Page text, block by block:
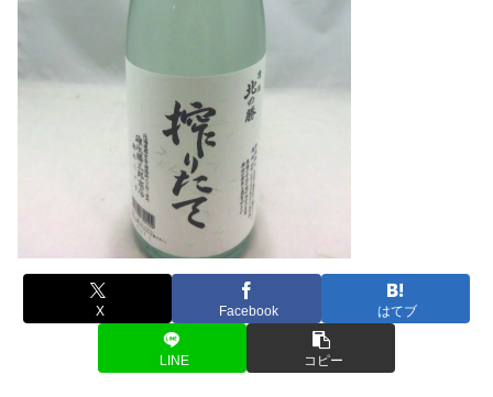
X Facebook はてブ
LINE コピー